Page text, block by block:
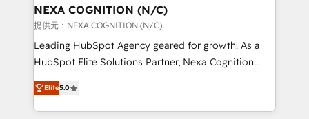
traffic, generates better leads and crushes your
revenue goals. We've worked with thousands of
HubSpot customers and we'd love to work with you
too! Clients come to us for: Advanced CRM solutions
HubSpot Data System Migrations between systems
to HubSpot New lead generation strategies Time-
NEXA COGNITION (N/C)
提供元：NEXA COGNITION (N/C)
Leading HubSpot Agency geared for growth. As a
HubSpot Elite Solutions Partner, Nexa Cognition
ranks in the top 1% of global HubSpot Partners and
has been one of the longest-standing partners since
2012. We empower businesses to harness the full
Elite5.0